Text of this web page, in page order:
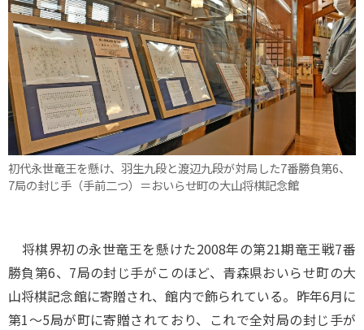
初代永世竜王を懸け、羽生九段と渡辺九段が対局した7番勝負第6、
7局の封じ手（手前二つ）＝おいらせ町の大山将棋記念館
将棋界初の永世竜王を懸けた2008年の第21期竜王戦7番
勝負第6、7局の封じ手がこのほど、青森県おいらせ町の大
山将棋記念館に寄贈され、館内で飾られている。昨年6月に
第1～5局が町に寄贈されており、これで全対局の封じ手が